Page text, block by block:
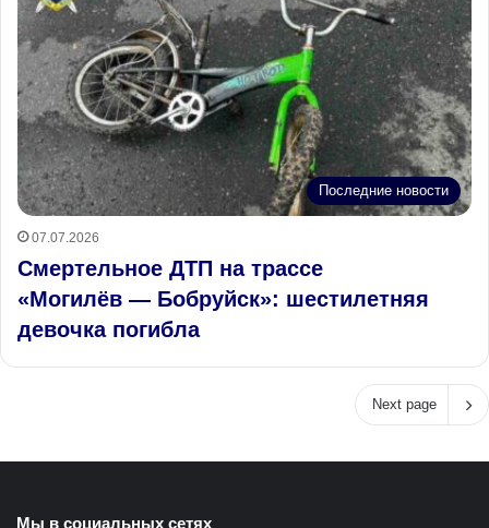
Последние новости
07.07.2026
Смертельное ДТП на трассе
«Могилёв — Бобруйск»: шестилетняя
девочка погибла
Next page
Мы в социальных сетях